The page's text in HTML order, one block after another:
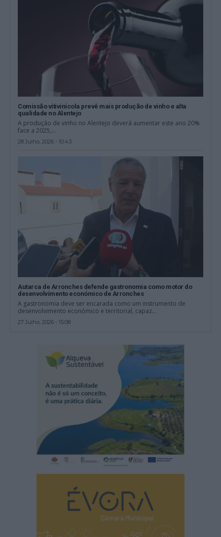
Comissão vitivinícola prevê mais produção de vinho e alta
qualidade no Alentejo
A produção de vinho no Alentejo deverá aumentar este ano 20%
face a 2025,...
28 Julho, 2026 - 10:43
Autarca de Arronches defende gastronomia como motor do
desenvolvimento económico de Arronches
A gastronomia deve ser encarada como um instrumento de
desenvolvimento económico e territorial, capaz...
27 Julho, 2026 - 15:08